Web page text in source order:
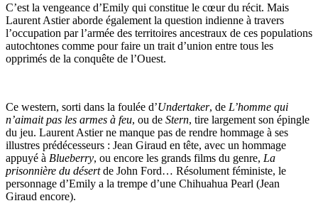
C’est la vengeance d’Emily qui constitue le cœur du récit. Mais
Laurent Astier aborde également la question indienne à travers
l’occupation par l’armée des territoires ancestraux de ces populations
autochtones comme pour faire un trait d’union entre tous les
opprimés de la conquête de l’Ouest.
Ce western, sorti dans la foulée d’Undertaker, de L’homme qui
n’aimait pas les armes à feu, ou de Stern, tire largement son épingle
du jeu. Laurent Astier ne manque pas de rendre hommage à ses
illustres prédécesseurs : Jean Giraud en tête, avec un hommage
appuyé à Blueberry, ou encore les grands films du genre, La
prisonnière du désertde John Ford… Résolument féministe, le
personnage d’Emily a la trempe d’une Chihuahua Pearl (Jean
Giraud encore).